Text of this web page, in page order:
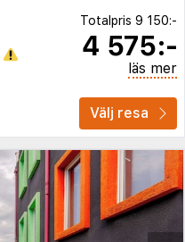
Totalpris 9 150:-
4 575:-
läs mer
Välj resa